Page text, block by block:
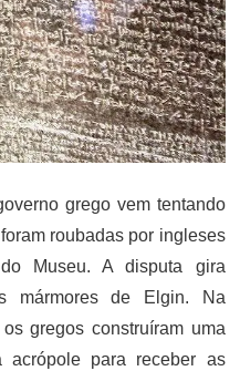
grego vem tentando
roubadas por ingleses
Museu. A disputa gira
mármores de Elgin. Na
gregos construíram uma
acrópole para receber as